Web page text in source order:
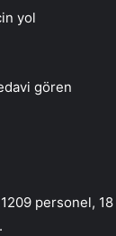
yol
gören
personel, 18